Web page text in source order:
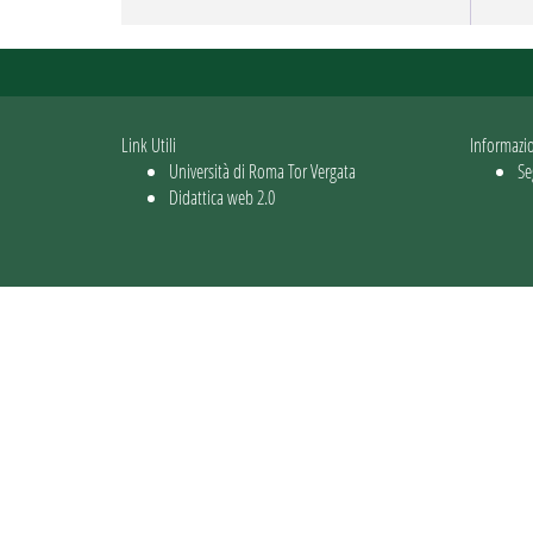
Link Utili
Università di Roma Tor Vergata
Didattica web 2.0